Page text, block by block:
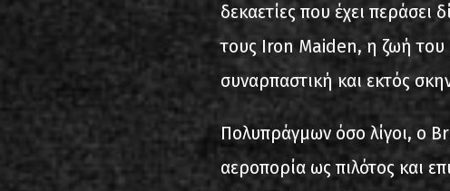
δεκαετίες που έχει περάσει
τους Iron Maiden, η ζωή του
συναρπαστική και εκτός
Πολυπράγμων όσο λίγοι, ο
αεροπορία ως πιλότος και